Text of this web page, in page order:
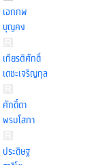
เอกภพ
บุญคง
เกียรติศักดิ์
เดชะเจริญกุล
ศักดิ์ดา
พรมโสภา
ประดิษฐ